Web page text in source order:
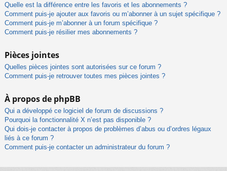
Quelle est la différence entre les favoris et les abonnements ?
Comment puis-je ajouter aux favoris ou m’abonner à un sujet spécifique ?
Comment puis-je m’abonner à un forum spécifique ?
Comment puis-je résilier mes abonnements ?
Pièces jointes
Quelles pièces jointes sont autorisées sur ce forum ?
Comment puis-je retrouver toutes mes pièces jointes ?
À propos de phpBB
Qui a développé ce logiciel de forum de discussions ?
Pourquoi la fonctionnalité X n’est pas disponible ?
Qui dois-je contacter à propos de problèmes d’abus ou d’ordres légaux
liés à ce forum ?
Comment puis-je contacter un administrateur du forum ?